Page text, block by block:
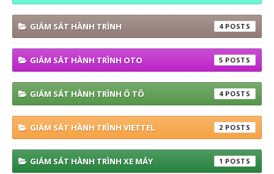
GIÁM SÁT HÀNH TRÌNH 4
GIÁM SÁT HÀNH TRÌNH OTO 5
GIÁM SÁT HÀNH TRÌNH Ô TÔ 4
GIÁM SÁT HÀNH TRÌNH VIETTEL 2
GIÁM SÁT HÀNH TRÌNH XE MÁY 1